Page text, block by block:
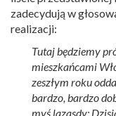
zadecydują w
realizacji:
Tutaj będziemy
mieszkańcami
zeszłym roku
bardzo, bardzo
myś lazasdy: